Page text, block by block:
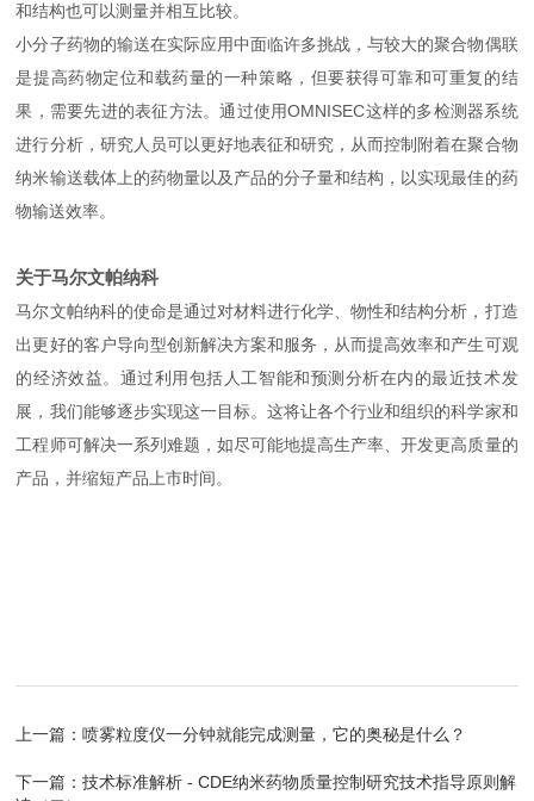
和结构也可以测量并相互比较。
小分子药物的输送在实际应用中面临许多挑战，与较大的聚合物偶联
是提高药物定位和载药量的一种策略，但要获得可靠和可重复的结
果，需要先进的表征方法。通过使用OMNISEC这样的多检测器系统
进行分析，研究人员可以更好地表征和研究，从而控制附着在聚合物
纳米输送载体上的药物量以及产品的分子量和结构，以实现最佳的药
物输送效率。
关于马尔文帕纳科
马尔文帕纳科的使命是通过对材料进行化学、物性和结构分析，打造
出更好的客户导向型创新解决方案和服务，从而提高效率和产生可观
的经济效益。通过利用包括人工智能和预测分析在内的最近技术发
展，我们能够逐步实现这一目标。这将让各个行业和组织的科学家和
工程师可解决一系列难题，如尽可能地提高生产率、开发更高质量的
产品，并缩短产品上市时间。
上一篇：喷雾粒度仪一分钟就能完成测量，它的奥秘是什么？
下一篇：技术标准解析 - CDE纳米药物质量控制研究技术指导原则解